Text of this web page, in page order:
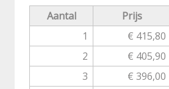
Aantal Prijs
1
€ 415,80
2
€ 405,90
3
€ 396,00